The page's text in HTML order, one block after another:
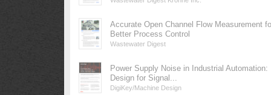
Accurate Open Channel Flow Measurement
Better Process Control
Wastewater Digest
Power Supply Noise in Industrial Automation:
Design for Signal...
DigiKey/Machine Design